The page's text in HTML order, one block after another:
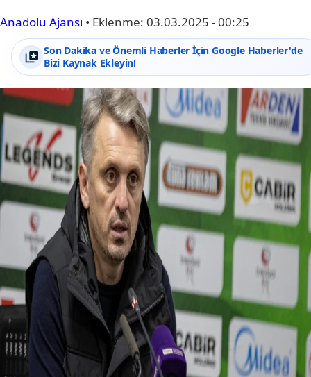
Anadolu Ajansı • Eklenme: 03.03.2025 - 00:25
Son Dakika ve Önemli Haberler İçin Google Haberler'de
Bizi Kaynak Ekleyin!